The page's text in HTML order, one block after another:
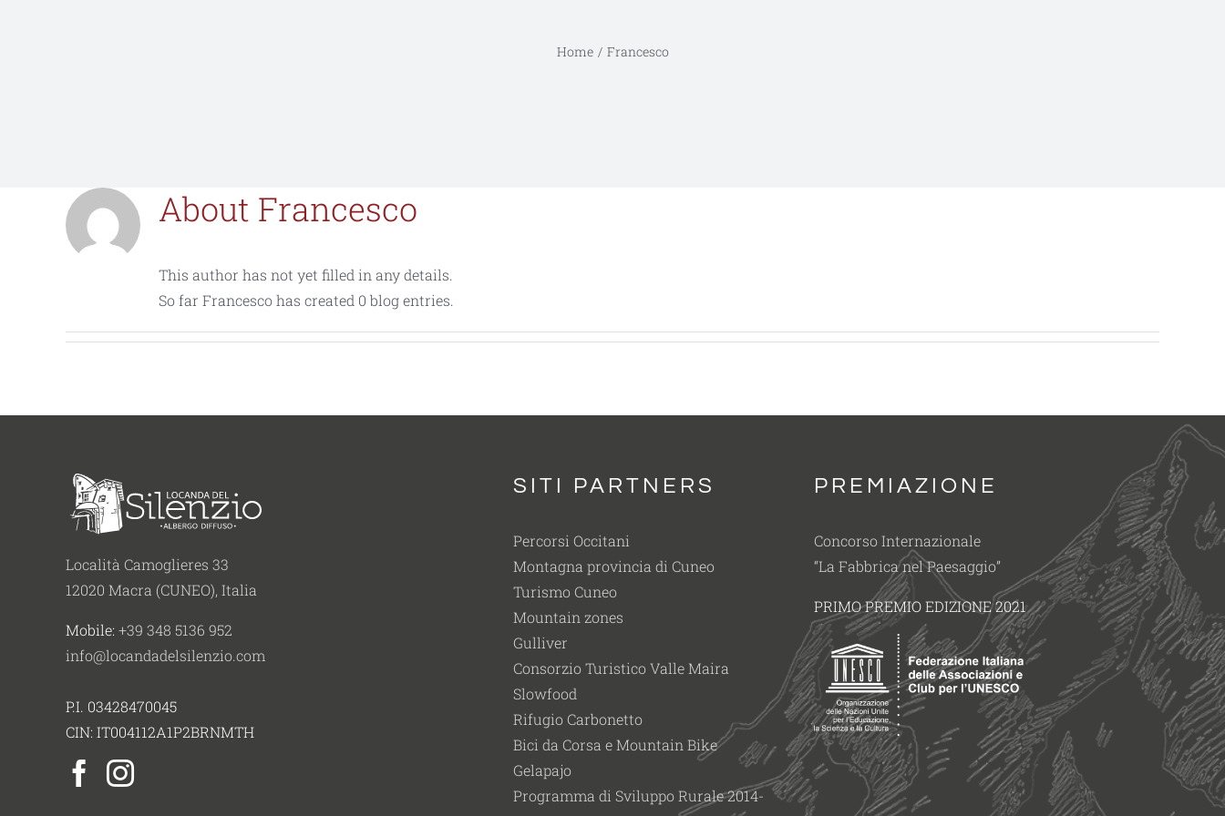
Home Francesco
About Francesco
This author has not yet filled in any details.
So far Francesco has created 0 blog entries.
Località Camoglieres 33
12020 Macra (CUNEO), Italia
Mobile: +39 348 5136 952
info@locandadelsilenzio.com
P.I. 03428470045
CIN: IT004112A1P2BRNMTH
SITI PARTNERS
Percorsi Occitani
Montagna provincia di Cuneo
Turismo Cuneo
Mountain zones
Gulliver
Consorzio Turistico Valle Maira
Slowfood
Rifugio Carbonetto
Bici da Corsa e Mountain Bike
Gelapajo
Programma di Sviluppo Rurale 2014-
PREMIAZIONE
Concorso Internazionale
“La Fabbrica nel Paesaggio”
PRIMO PREMIO EDIZIONE 2021